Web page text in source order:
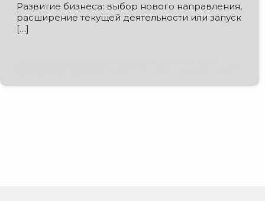
Развитие бизнеса: выбор нового направления,
расширение текущей деятельности или запуск
[…]